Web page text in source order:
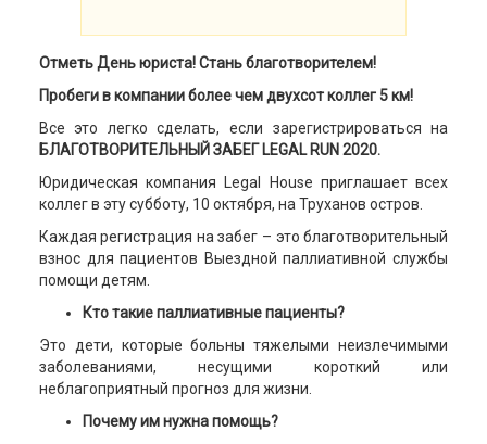
Отметь День юриста! Стань благотворителем!
Пробеги в компании более чем двухсот коллег 5 км!
Все это легко сделать, если зарегистрироваться на
БЛАГОТВОРИТЕЛЬНЫЙ ЗАБЕГ LEGAL RUN 2020.
Юридическая компания Legal House приглашает всех
коллег в эту субботу, 10 октября, на Труханов остров.
Каждая регистрация на забег – это благотворительный
взнос для пациентов Выездной паллиативной службы
помощи детям.
Кто такие паллиативные пациенты?
Это дети, которые больны тяжелыми неизлечимыми
заболеваниями, несущими короткий или
неблагоприятный прогноз для жизни.
Почему им нужна помощь?